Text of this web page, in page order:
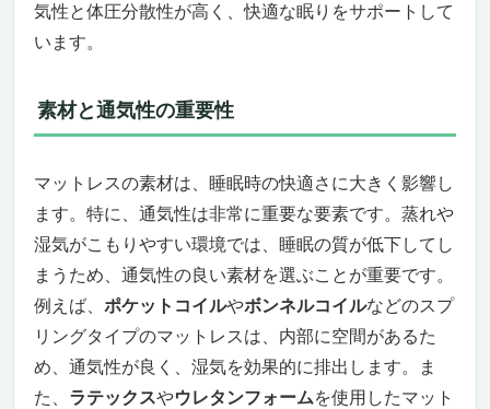
気性と体圧分散性が高く、快適な眠りをサポートして
います。
素材と通気性の重要性
マットレスの素材は、睡眠時の快適さに大きく影響し
ます。特に、通気性は非常に重要な要素です。蒸れや
湿気がこもりやすい環境では、睡眠の質が低下してし
まうため、通気性の良い素材を選ぶことが重要です。
例えば、 ポケットコイルやボンネルコイルなどのスプ
リングタイプのマットレスは、内部に空間があるた
め、通気性が良く、湿気を効果的に排出します。ま
た、 ラテックスやウレタンフォームを使用したマット